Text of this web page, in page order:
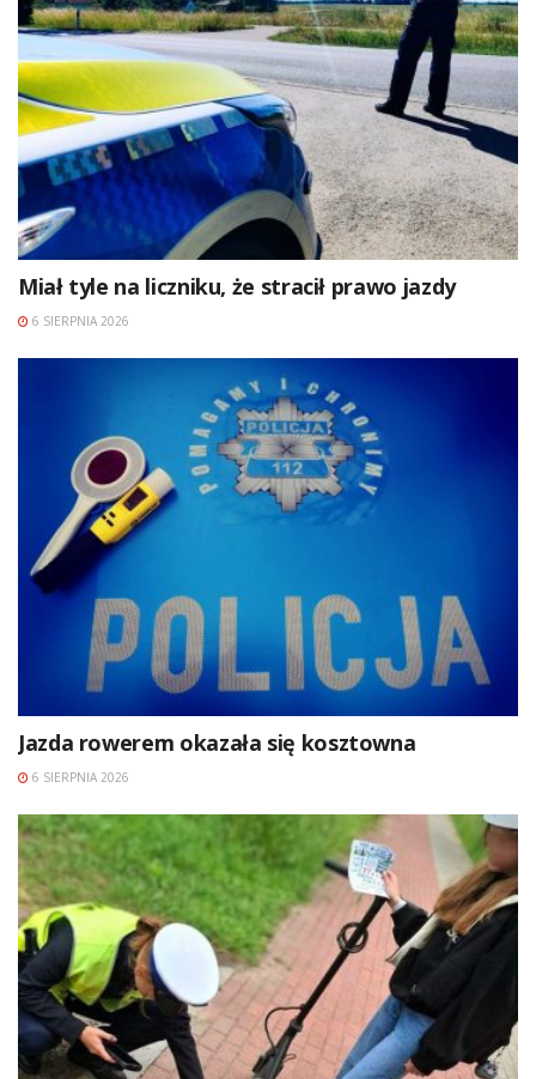
Miał tyle na liczniku, że stracił prawo jazdy
6 SIERPNIA 2026
Jazda rowerem okazała się kosztowna
6 SIERPNIA 2026